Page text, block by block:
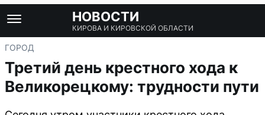
НОВОСТИ
КИРОВА И КИРОВСКОЙ ОБЛАСТИ
ГОРОД
Третий день крестного хода к
Великорецкому: трудности пути